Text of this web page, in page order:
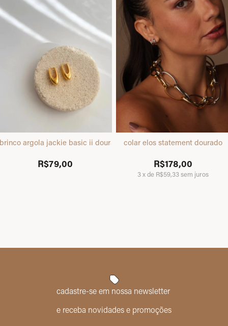
argola jackie basic ii dourado
R$79,00
colar elos statement dourado
R$178,00
3xde R$59,33sem juros
cadastre-se em nossa newsletter
e receba novidades e promoções